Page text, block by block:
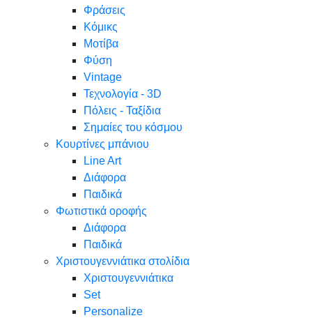
Φράσεις
Κόμικς
Μοτίβα
Φύση
Vintage
Τεχνολογία - 3D
Πόλεις - Ταξίδια
Σημαίες του κόσμου
Κουρτίνες μπάνιου
Line Art
Διάφορα
Παιδικά
Φωτιστικά οροφής
Διάφορα
Παιδικά
Χριστουγεννιάτικα στολίδια
Χριστουγεννιάτικα
Set
Personalize